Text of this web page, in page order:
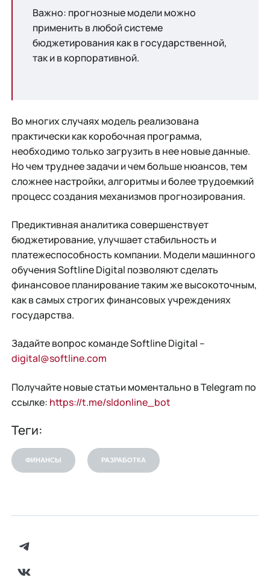
Важно: прогнозные модели можно
применить в любой системе
бюджетирования как в государственной,
так и в корпоративной.
Во многих случаях модель реализована
практически как коробочная программа,
необходимо только загрузить в нее новые данные.
Но чем труднее задачи и чем больше нюансов, тем
сложнее настройки, алгоритмы и более трудоемкий
процесс создания механизмов прогнозирования.
Предиктивная аналитика совершенствует
бюджетирование, улучшает стабильность и
платежеспособность компании. Модели машинного
обучения Softline Digital позволяют сделать
финансовое планирование таким же высокоточным,
как в самых строгих финансовых учреждениях
государства.
Задайте вопрос команде Softline Digital –
digital@softline.com
Получайте новые статьи моментально в Telegram по
ссылке: https://t.me/sldonline_bot
Теги:
ФИНАНСЫ РАЗРАБОТКА